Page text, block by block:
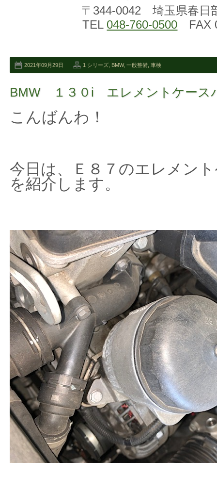
〒344-0042 埼玉県春日
TEL 048-760-0500 FAX
2021年09月29日 1 シリーズ BMW, 一般整備 車検
BMW １３０i エレメントケース
こんばんわ！
今日は、Ｅ８７のエレメン
を紹介します。